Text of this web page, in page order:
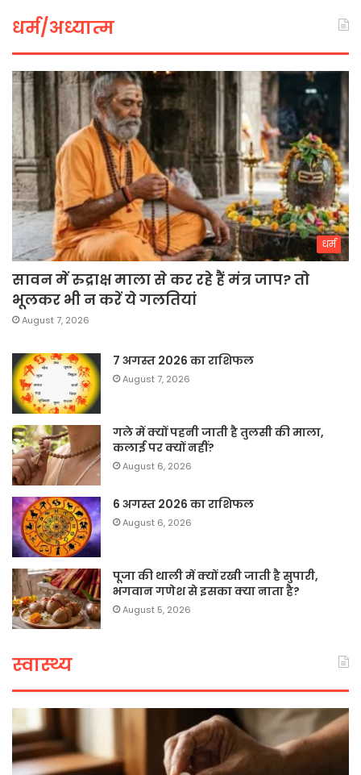
धर्म/अध्यात्म
धर्म
सावन में रुद्राक्ष माला से कर रहे हैं मंत्र जाप? तो
भूलकर भी न करें ये गलतियां
August 7, 2026
7 अगस्त 2026 का राशिफल
August 7, 2026
गले में क्यों पहनी जाती है तुलसी की माला,
कलाई पर क्यों नहीं?
August 6, 2026
6 अगस्त 2026 का राशिफल
August 6, 2026
पूजा की थाली में क्यों रखी जाती है सुपारी,
भगवान गणेश से इसका क्या नाता है?
August 5, 2026
स्वास्थ्य